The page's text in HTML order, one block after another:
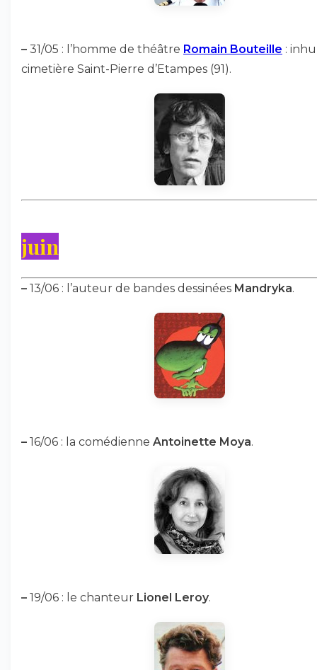
– 31/05 : l’homme de théâtre Romain Bouteille :
cimetière Saint-Pierre d’Etampes (91).
juin
– 13/06 : l’auteur de bandes dessinées Mandryka.
– 16/06 : la comédienne Antoinette Moya.
– 19/06 : le chanteur Lionel Leroy.